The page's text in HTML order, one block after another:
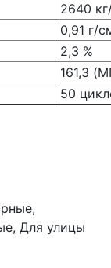
2640
0,91 г/
2,3 %
161,3
50
Для улицы